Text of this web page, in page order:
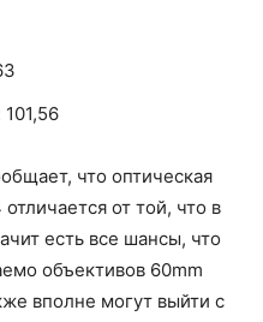
что оптическая
от той, что в
есть все шансы, что
объективов 60mm
вполне могут выйти с